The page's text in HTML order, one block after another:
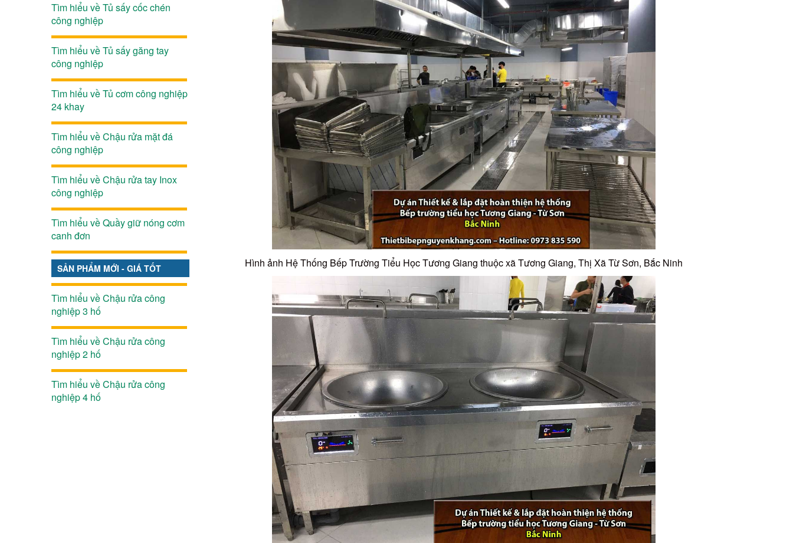
Hình ảnh Hệ Thống Bếp Trường Tiểu Học Tương Giang thuộc xã Tương Giang, Thị Xã Từ Sơn, Bắc Ninh
Tìm hiểu về Tủ sấy cốc chén
công nghiệp
Tìm hiểu về Tủ sấy găng tay
công nghiệp
Tìm hiểu về Tủ cơm công nghiệp
24 khay
Tìm hiểu về Chậu rửa mặt đá
công nghiệp
Tìm hiểu về Chậu rửa tay Inox
công nghiệp
Tìm hiểu về Quầy giữ nóng cơm
canh đơn
SẢN PHẨM MỚI - GIÁ TỐT
Tìm hiểu về Chậu rửa công
nghiệp 3 hố
Tìm hiểu về Chậu rửa công
nghiệp 2 hố
Tìm hiểu về Chậu rửa công
nghiệp 4 hố